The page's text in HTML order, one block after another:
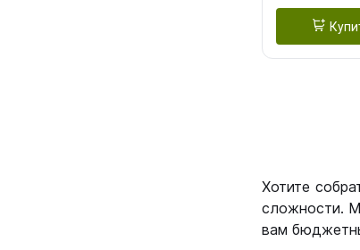
Хотите
сложности.
вам